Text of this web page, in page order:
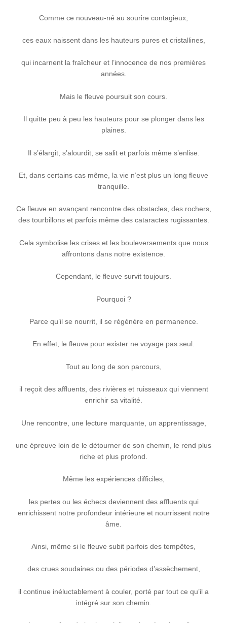
Comme ce nouveau-né au sourire contagieux,
ces eaux naissent dans les hauteurs pures et cristallines,
qui incarnent la fraîcheur et l’innocence de nos premières
années.
Mais le fleuve poursuit son cours.
Il quitte peu à peu les hauteurs pour se plonger dans les
plaines.
Il s’élargit, s’alourdit, se salit et parfois même s’enlise.
Et, dans certains cas même, la vie n’est plus un long fleuve
tranquille.
Ce fleuve en avançant rencontre des obstacles, des rochers,
des tourbillons et parfois même des cataractes rugissantes.
Cela symbolise les crises et les bouleversements que nous
affrontons dans notre existence.
Cependant, le fleuve survit toujours.
Pourquoi ?
Parce qu’il se nourrit, il se régénère en permanence.
En effet, le fleuve pour exister ne voyage pas seul.
Tout au long de son parcours,
il reçoit des affluents, des rivières et ruisseaux qui viennent
enrichir sa vitalité.
Une rencontre, une lecture marquante, un apprentissage,
une épreuve loin de le détourner de son chemin, le rend plus
riche et plus profond.
Même les expériences difficiles,
les pertes ou les échecs deviennent des affluents qui
enrichissent notre profondeur intérieure et nourrissent notre
âme.
Ainsi, même si le fleuve subit parfois des tempêtes,
des crues soudaines ou des périodes d’assèchement,
il continue inéluctablement à couler, porté par tout ce qu’il a
intégré sur son chemin.